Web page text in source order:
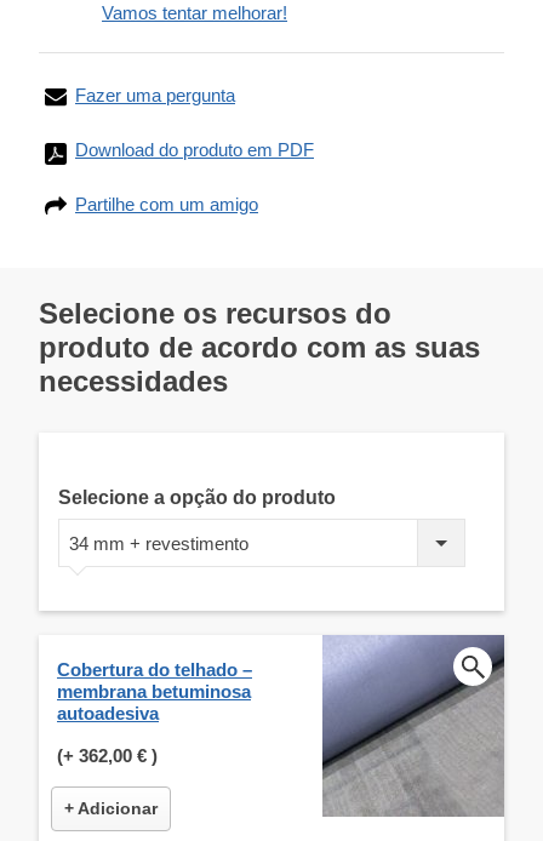
Vamos tentar melhorar!
Fazer uma pergunta
Download do produto em PDF
Partilhe com um amigo
Selecione os recursos do
produto de acordo com as suas
necessidades
Selecione a opção do produto
34 mm + revestimento
Cobertura do telhado –
membrana betuminosa
autoadesiva
(+ 362,00 € )
+ Adicionar